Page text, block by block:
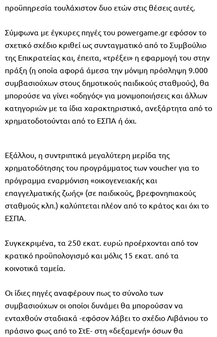
προϋπηρεσία τουλάχιστον δυο ετών στις θέσεις αυτές.
Σύμφωνα με έγκυρες πηγές του powergame.gr εφόσον το
σχετικό σχέδιο κριθεί ως συνταγματικό από το Συμβούλιο
της Επικρατείας και, έπειτα, «τρέξει» η εφαρμογή του στην
πράξη (η οποία αφορά άμεσα την μόνιμη πρόσληψη 9.000
συμβασιούχων στους δημοτικούς παιδικούς σταθμούς), θα
μπορούσε να γίνει «οδηγός» για μονιμοποιήσεις και άλλων
κατηγοριών με τα ίδια χαρακτηριστικά, ανεξάρτητα από το
χρηματοδοτούνται από το ΕΣΠΑ ή όχι.
Εξάλλου, η συντριπτικά μεγαλύτερη μερίδα της
χρηματοδότησης του προγράμματος των voucher για το
πρόγραμμα εναρμόνιση «οικογενειακής και
επαγγελματικής ζωής» (σε παιδικούς, βρεφονηπιακούς
σταθμούς κλπ.) καλύπτεται πλέον από το κράτος και όχι το
ΕΣΠΑ.
Συγκεκριμένα, τα 250 εκατ. ευρώ προέρχονται από τον
κρατικό προϋπολογισμό και μόλις 15 εκατ. από τα
κοινοτικά ταμεία.
Οι ίδιες πηγές αναφέρουν πως το σύνολο των
συμβασιούχων οι οποίοι δυνάμει θα μπορούσαν να
ενταχθούν σταδιακά -εφόσον λάβει το σχέδιο Λιβάνιου το
πράσινο φως από το ΣτΕ- στη «δεξαμενή» όσων θα